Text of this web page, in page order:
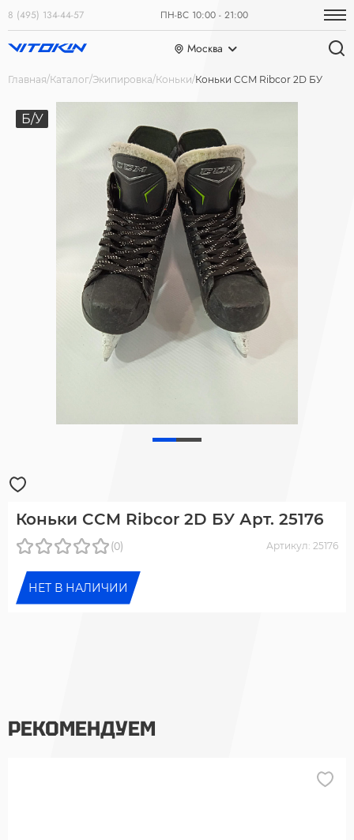
8 (495) 134-44-57 ПН-ВС 10:00 - 21:00
Москва
Главная Каталог Экипировка Коньки Коньки CCM Ribcor 2D БУ
Б/У
Коньки CCM Ribcor 2D БУ Арт. 25176
(0) Артикул: 25176
НЕТ В НАЛИЧИИ
РЕКОМЕНДУЕМ